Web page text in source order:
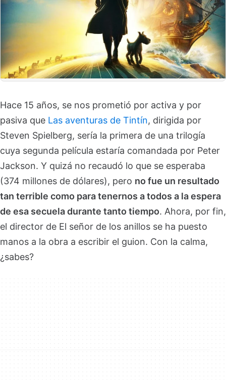
Hace 15 años, se nos prometió por activa y por
pasiva que Las aventuras de Tintín, dirigida por
Steven Spielberg, sería la primera de una trilogía
cuya segunda película estaría comandada por Peter
Jackson. Y quizá no recaudó lo que se esperaba
(374 millones de dólares), pero no fue un resultado
tan terrible como para tenernos a todos a la espera
de esa secuela durante tanto tiempo. Ahora, por fin,
el director de El señor de los anillos se ha puesto
manos a la obra a escribir el guion. Con la calma,
¿sabes?